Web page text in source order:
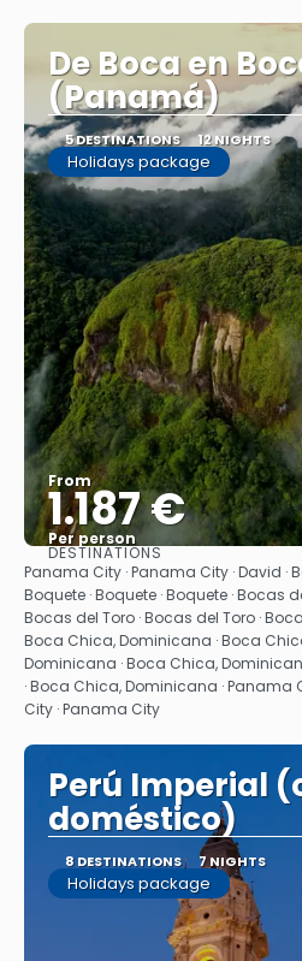
De Boca en
(Panamá)
5 DESTINATIONS 12 NIGHTS
Holidays package
From
1.187 €
Per person
See
DESTINATIONS
Panama City · Panama City · David ·
Boquete · Boquete · Boquete · Bocas
Bocas del Toro · Bocas del Toro ·
Boca Chica, Dominicana · Boca
Dominicana · Boca Chica,
· Boca Chica, Dominicana · Panama
City · Panama City
Perú Imperial
doméstico)
8 DESTINATIONS 7 NIGHTS
Holidays package